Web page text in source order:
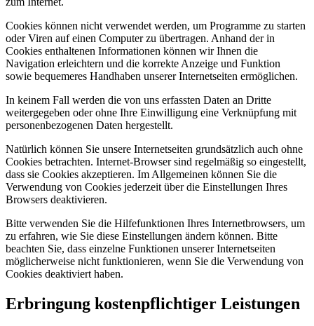
Cookies können nicht verwendet werden, um Programme zu starten
oder Viren auf einen Computer zu übertragen. Anhand der in
Cookies enthaltenen Informationen können wir Ihnen die
Navigation erleichtern und die korrekte Anzeige und Funktion
sowie bequemeres Handhaben unserer Internetseiten ermöglichen.
In keinem Fall werden die von uns erfassten Daten an Dritte
weitergegeben oder ohne Ihre Einwilligung eine Verknüpfung mit
personenbezogenen Daten hergestellt.
Natürlich können Sie unsere Internetseiten grundsätzlich auch ohne
Cookies betrachten. Internet-Browser sind regelmäßig so eingestellt,
dass sie Cookies akzeptieren. Im Allgemeinen können Sie die
Verwendung von Cookies jederzeit über die Einstellungen Ihres
Browsers deaktivieren.
Bitte verwenden Sie die Hilfefunktionen Ihres Internetbrowsers, um
zu erfahren, wie Sie diese Einstellungen ändern können. Bitte
beachten Sie, dass einzelne Funktionen unserer Internetseiten
möglicherweise nicht funktionieren, wenn Sie die Verwendung von
Cookies deaktiviert haben.
Erbringung kostenpflichtiger Leistungen